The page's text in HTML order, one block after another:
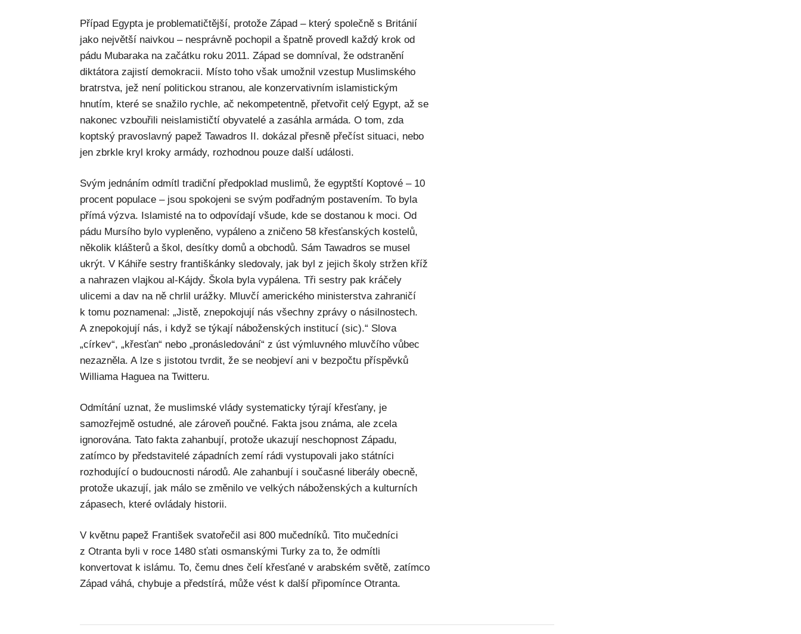
Případ Egypta je problematičtější, protože Západ – který společně s Británií
jako největší naivkou – nesprávně pochopil a špatně provedl každý krok od
pádu Mubaraka na začátku roku 2011. Západ se domníval, že odstranění
diktátora zajistí demokracii. Místo toho však umožnil vzestup Muslimského
bratrstva, jež není politickou stranou, ale konzervativním islamistickým
hnutím, které se snažilo rychle, ač nekompetentně, přetvořit celý Egypt, až se
nakonec vzbouřili neislamističtí obyvatelé a zasáhla armáda. O tom, zda
koptský pravoslavný papež Tawadros II. dokázal přesně přečíst situaci, nebo
jen zbrkle kryl kroky armády, rozhodnou pouze další události.
Svým jednáním odmítl tradiční předpoklad muslimů, že egyptští Koptové – 10
procent populace – jsou spokojeni se svým podřadným postavením. To byla
přímá výzva. Islamisté na to odpovídají všude, kde se dostanou k moci. Od
pádu Mursího bylo vypleněno, vypáleno a zničeno 58 křesťanských kostelů,
několik klášterů a škol, desítky domů a obchodů. Sám Tawadros se musel
ukrýt. V Káhiře sestry františkánky sledovaly, jak byl z jejich školy stržen kříž
a nahrazen vlajkou al-Kájdy. Škola byla vypálena. Tři sestry pak kráčely
ulicemi a dav na ně chrlil urážky. Mluvčí amerického ministerstva zahraničí
k tomu poznamenal: „Jistě, znepokojují nás všechny zprávy o násilnostech.
A znepokojují nás, i když se týkají náboženských institucí (sic).“ Slova
„církev“, „křesťan“ nebo „pronásledování“ z úst výmluvného mluvčího vůbec
nezazněla. A lze s jistotou tvrdit, že se neobjeví ani v bezpočtu příspěvků
Williama Haguea na Twitteru.
Odmítání uznat, že muslimské vlády systematicky týrají křesťany, je
samozřejmě ostudné, ale zároveň poučné. Fakta jsou známa, ale zcela
ignorována. Tato fakta zahanbují, protože ukazují neschopnost Západu,
zatímco by představitelé západních zemí rádi vystupovali jako státníci
rozhodující o budoucnosti národů. Ale zahanbují i současné liberály obecně,
protože ukazují, jak málo se změnilo ve velkých náboženských a kulturních
zápasech, které ovládaly historii.
V květnu papež František svatořečil asi 800 mučedníků. Tito mučedníci
z Otranta byli v roce 1480 sťati osmanskými Turky za to, že odmítli
konvertovat k islámu. To, čemu dnes čelí křesťané v arabském světě, zatímco
Západ váhá, chybuje a předstírá, může vést k další připomínce Otranta.